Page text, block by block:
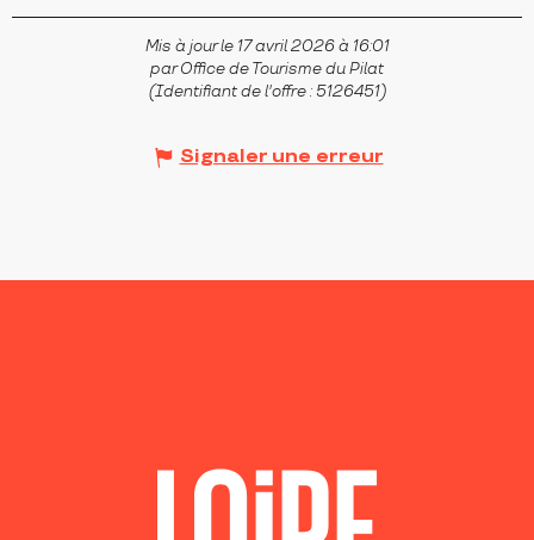
Mis à jour le 17 avril 2026 à 16:01
par Office de Tourisme du Pilat
(Identifiant de l'offre : 5126451)
Signaler une erreur